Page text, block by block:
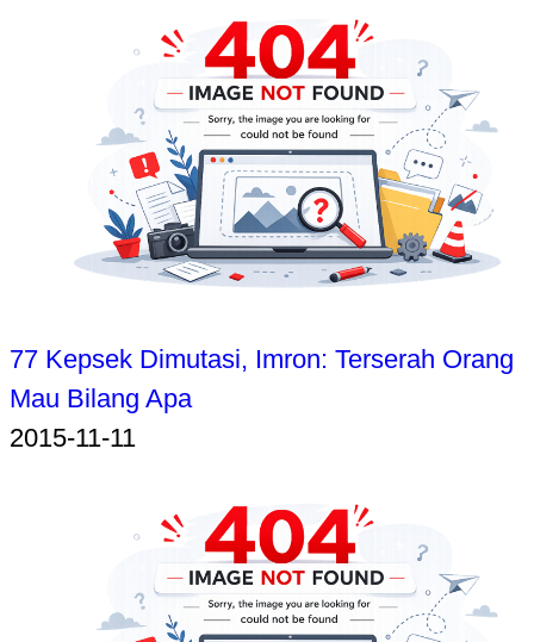
77 Kepsek Dimutasi, Imron: Terserah Orang
Mau Bilang Apa
2015-11-11